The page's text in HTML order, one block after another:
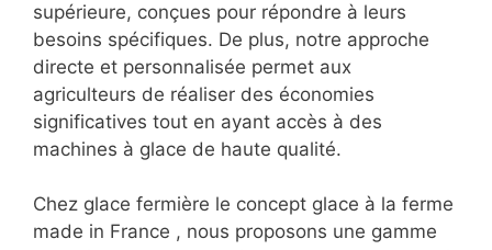
supérieure, conçues pour répondre à leurs
besoins spécifiques. De plus, notre approche
directe et personnalisée permet aux
agriculteurs de réaliser des économies
significatives tout en ayant accès à des
machines à glace de haute qualité.
Chez glace fermière le concept glace à la ferme
made in France , nous proposons une gamme